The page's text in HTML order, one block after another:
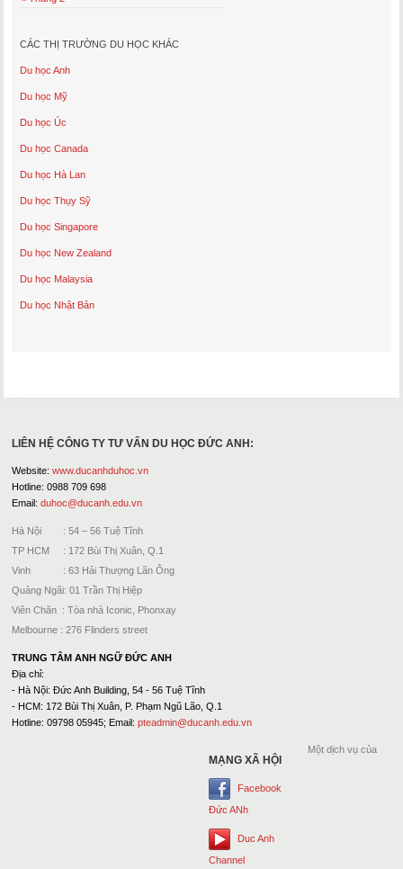
CÁC THỊ TRƯỜNG DU HỌC KHÁC
Du học Anh
Du học Mỹ
Du học Úc
Du học Canada
Du học Hà Lan
Du học Thụy Sỹ
Du học Singapore
Du học New Zealand
Du học Malaysia
Du học Nhật Bản
LIÊN HỆ CÔNG TY TƯ VẤN DU HỌC ĐỨC ANH:
Website: www.ducanhduhoc.vn
Hotline: 0988 709 698
Email: duhoc@ducanh.edu.vn
Hà Nội : 54 – 56 Tuệ Tĩnh
TP HCM : 172 Bùi Thị Xuân, Q.1
Vinh : 63 Hải Thượng Lãn Ông
Quảng Ngãi: 01 Trần Thị Hiệp
Viên Chăn : Tòa nhà Iconic, Phonxay
Melbourne : 276 Flinders street
TRUNG TÂM ANH NGỮ ĐỨC ANH
Địa chỉ:
- Hà Nội: Đức Anh Building, 54 - 56 Tuệ Tĩnh
- HCM: 172 Bùi Thị Xuân, P. Phạm Ngũ Lão, Q.1
Hotline: 09798 05945; Email: pteadmin@ducanh.edu.vn
MẠNG XÃ HỘI
Facebook
Đức ANh
Duc Anh
Channel
Một dịch vụ của